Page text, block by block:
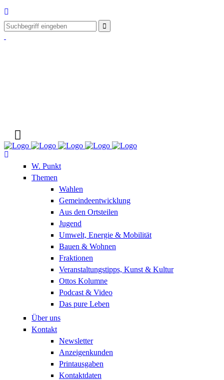
W. Punkt
Themen
Wahlen
Gemeindeentwicklung
Aus den Ortsteilen
Jugend
Umwelt, Energie & Mobilität
Bauen & Wohnen
Fraktionen
Veranstaltungstipps, Kunst & Kultur
Ottos Kolumne
Podcast & Video
Das pure Leben
Über uns
Kontakt
Newsletter
Anzeigenkunden
Printausgaben
Kontaktdaten